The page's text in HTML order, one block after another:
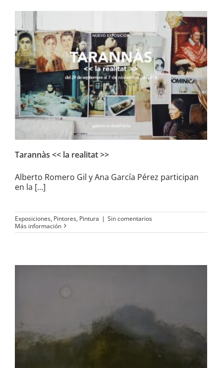
Tarannàs <>
Tarannàs << la realitat >>
Alberto Romero Gil y Ana García Pérez participan
en la [...]
Exposiciones, Pintores, Pintura | Sin comentarios
Más información
Rafael Caballero Almendáriz
participa en El Viaje Pintado